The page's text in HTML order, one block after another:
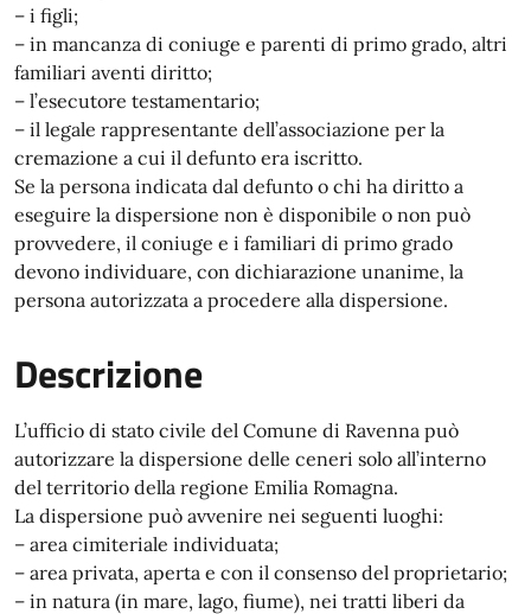
– i figli;
– in mancanza di coniuge e parenti di primo grado, altri
familiari aventi diritto;
– l’esecutore testamentario;
– il legale rappresentante dell’associazione per la
cremazione a cui il defunto era iscritto.
Se la persona indicata dal defunto o chi ha diritto a
eseguire la dispersione non è disponibile o non può
provvedere, il coniuge e i familiari di primo grado
devono individuare, con dichiarazione unanime, la
persona autorizzata a procedere alla dispersione.
Descrizione
L’ufficio di stato civile del Comune di Ravenna può
autorizzare la dispersione delle ceneri solo all’interno
del territorio della regione Emilia Romagna.
La dispersione può avvenire nei seguenti luoghi:
– area cimiteriale individuata;
– area privata, aperta e con il consenso del proprietario;
– in natura (in mare, lago, fiume), nei tratti liberi da